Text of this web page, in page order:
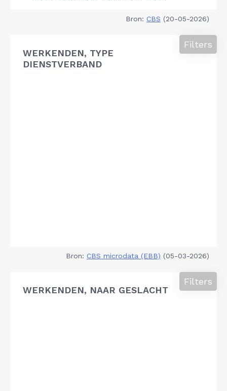
Bron: CBS (20-05-2026)
WERKENDEN, TYPE
DIENSTVERBAND
Filters
Bron: CBS microdata (EBB) (05-03-2026)
WERKENDEN, NAAR GESLACHT
Filters